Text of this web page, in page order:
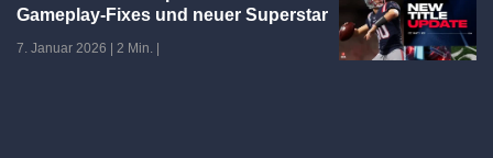
Gameplay-Fixes und neuer Superstar
7. Januar 2026 2 Min.